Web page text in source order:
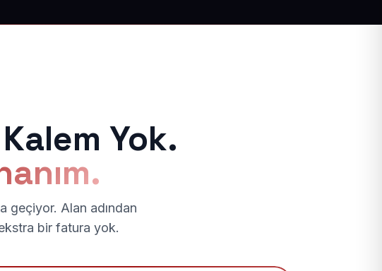
Yok.
geçiyor. Alan adından
bir fatura yok.